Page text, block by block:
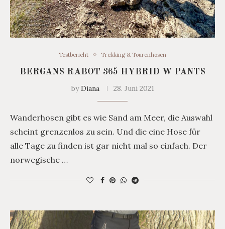
Testbericht Trekking & Tourenhosen
BERGANS RABOT 365 HYBRID W PANTS
byDiana 28. Juni 2021
Wanderhosen gibt es wie Sand am Meer, die Auswahl
scheint grenzenlos zu sein. Und die eine Hose für
alle Tage zu finden ist gar nicht mal so einfach. Der
norwegische …